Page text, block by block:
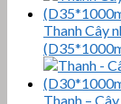
Thanh Cây
Thanh –